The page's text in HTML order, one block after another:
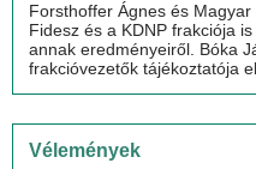
Forsthoffer Ágnes és
Fidesz és a KDNP frakciója
annak eredményeiről. Bóka
frakcióvezetők tájékoztatója
Vélemények